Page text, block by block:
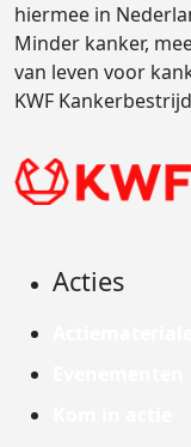
hiermee in
Minder kanker,
van leven voor
KWF
Acties